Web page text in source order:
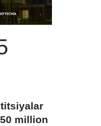
million